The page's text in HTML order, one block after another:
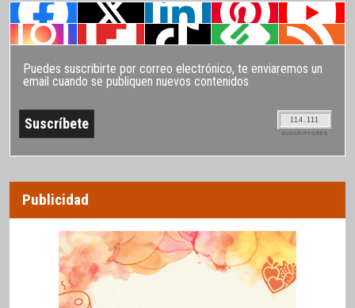
Puedes suscribirte por correo electrónico, te enviaremos un
email cuando se publiquen nuevos contenidos
114.111
SUSCRIPTORES
Publicidad